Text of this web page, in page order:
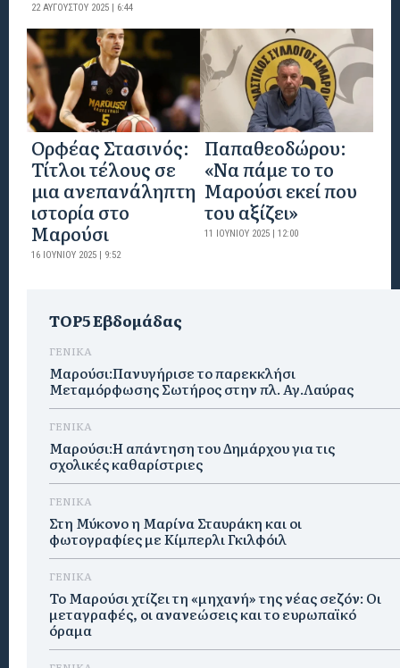
22 ΑΥΓΟΎΣΤΟΥ 2025 | 6:44
Ορφέας Στασινός:
Τίτλοι τέλους σε
μια ανεπανάληπτη
ιστορία στο
Μαρούσι
16 ΙΟΥΝΊΟΥ 2025 | 9:52
Παπαθεοδώρου:
«Να πάμε το το
Μαρούσι εκεί που
του αξίζει»
11 ΙΟΥΝΊΟΥ 2025 | 12:00
TOP5 Εβδομάδας
ΓΕΝΙΚΑ
Μαρούσι:Πανυγήρισε το παρεκκλήσι
Μεταμόρφωσης Σωτήρος στην πλ. Αγ.Λαύρας
ΓΕΝΙΚΑ
Μαρούσι:Η απάντηση του Δημάρχου για τις
σχολικές καθαρίστριες
ΓΕΝΙΚΑ
Στη Μύκονο η Μαρίνα Σταυράκη και οι
φωτογραφίες με Κίμπερλι Γκιλφόιλ
ΓΕΝΙΚΑ
Το Μαρούσι χτίζει τη «μηχανή» της νέας σεζόν: Οι
μεταγραφές, οι ανανεώσεις και το ευρωπαϊκό
όραμα